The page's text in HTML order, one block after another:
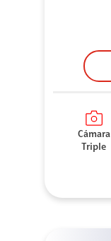
Cámara
Triple